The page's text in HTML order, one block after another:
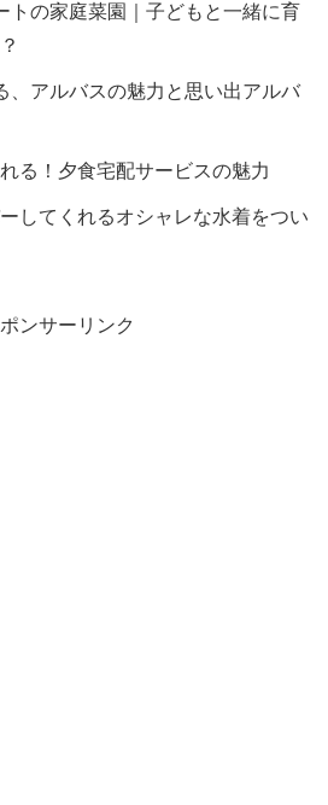
トの家庭菜園｜子どもと一緒に育
、アルバスの魅力と思い出アルバ
る！夕食宅配サービスの魅力
してくれるオシャレな水着をつい
ンサーリンク